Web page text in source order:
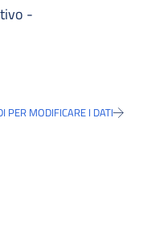
-
PER MODIFICARE I DATI